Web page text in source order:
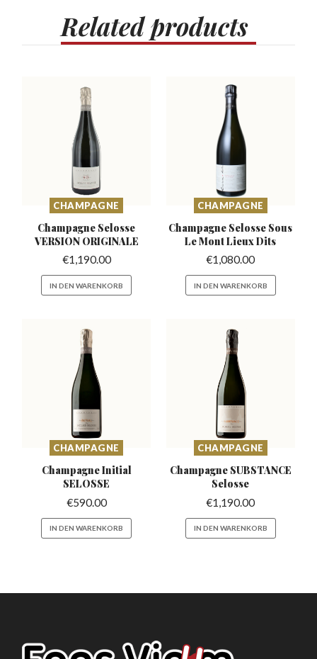
Relatedproducts
CHAMPAGNE
Champagne Selosse
VERSION ORIGINALE
€1,190.00
IN DEN WARENKORB
CHAMPAGNE
Champagne Selosse Sous
Le Mont Lieux Dits
€1,080.00
IN DEN WARENKORB
CHAMPAGNE
Champagne Initial
SELOSSE
€590.00
IN DEN WARENKORB
CHAMPAGNE
Champagne SUBSTANCE
Selosse
€1,190.00
IN DEN WARENKORB